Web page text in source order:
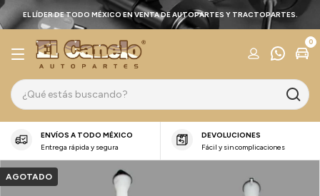
EL LÍDER DE TODO MÉXICO EN VENTA DE AUTOPARTES Y TRACTOPARTES.
0
ENVÍOS A TODO MÉXICO
Entrega rápida y segura
DEVOLUCIONES
Fácil y sin complicaciones
AGOTADO